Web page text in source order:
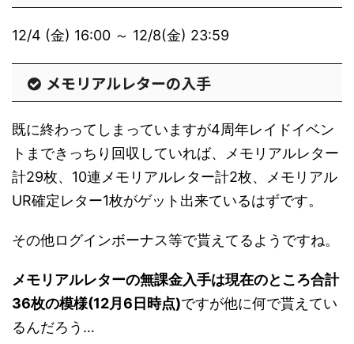
12/4 (金) 16:00 ～ 12/8(金) 23:59
メモリアルレターの入手
既に終わってしまっていますが4周年レイドイベン
トまできっちり回収していれば、メモリアルレター
計29枚、10連メモリアルレター計2枚、メモリアル
UR確定レター1枚がゲット出来ているはずです。
その他ログインボーナス等で貰えてるようですね。
メモリアルレターの無課金入手は現在のところ合計
36枚の模様(12月6日時点)ですが他に何で貰えてい
るんだろう…